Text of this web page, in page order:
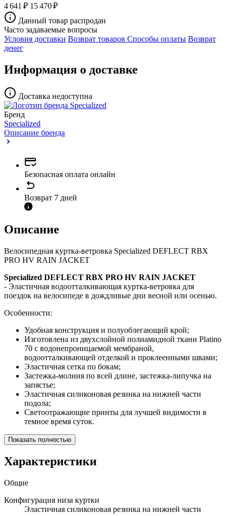
4 641 ₽ 15 470 ₽
Данный товар распродан
Часто задаваемые вопросы
Условия доставки Возврат товаров Способы оплаты Возврат
денег
Информация о доставке
Доставка недоступна
Бренд
Specialized
Описание бренда
Безопасная оплата онлайн
Возврат 7 дней
Описание
Велосипедная куртка-ветровка Specialized DEFLECT RBX
PRO HV RAIN JACKET
Specialized DEFLECT RBX PRO HV RAIN JACKET
- Эластичная водоотталкивающая куртка-ветровка для
поездок на велосипеде в дождливые дни весной или осенью.
Особенности:
Удобная конструкция и полуоблегающий крой;
Изготовлена из двухслойной полиамидной ткани Platino
70 с водонепроницаемой мембраной,
водоотталкивающей отделкой и проклеенными швами;
Эластичная сетка по бокам;
Застежка-молния по всей длине, застежка-липучка на
запястье;
Эластичная силиконовая резинка на нижней части
подола;
Светоотражающие принты для лучшей видимости в
темное время суток.
Показать полностью
Характеристики
Общие
Конфигурация низа куртки
Эластичная силиконовая резинка на нижней части